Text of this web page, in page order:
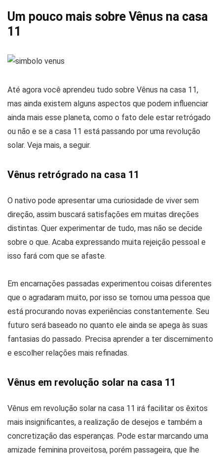
Um pouco mais sobre Vênus na casa
11
Até agora você aprendeu tudo sobre Vênus na casa 11,
mas ainda existem alguns aspectos que podem influenciar
ainda mais esse planeta, como o fato dele estar retrógado
ou não e se a casa 11 está passando por uma revolução
solar. Veja mais, a seguir.
Vênus retrógrado na casa 11
O nativo pode apresentar uma curiosidade de viver sem
direção, assim buscará satisfações em muitas direções
distintas. Quer experimentar de tudo, mas não se decide
sobre o que. Acaba expressando muita rejeição pessoal e
isso fará com que se afaste.
Em encarnações passadas experimentou coisas diferentes
que o agradaram muito, por isso se tornou uma pessoa que
está procurando novas experiências constantemente. Seu
futuro será baseado no quanto ele ainda se apega às suas
fantasias do passado. Precisa aprender a ter discernimento
e escolher relações mais refinadas.
Vênus em revolução solar na casa 11
Vênus em revolução solar na casa 11 irá facilitar os êxitos
mais insignificantes, a realização de desejos e também a
concretização das esperanças. Pode estar marcando uma
amizade feminina proveitosa, porém passageira, que lhe